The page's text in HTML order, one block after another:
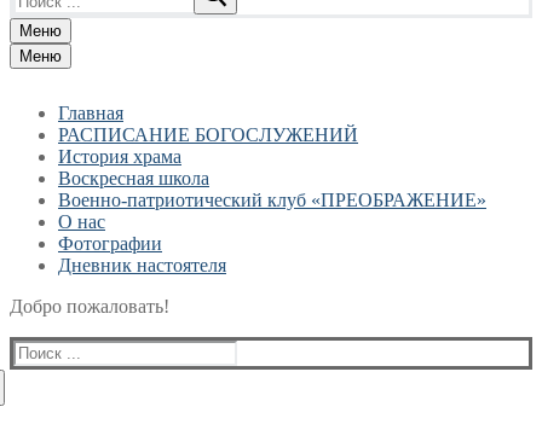
Меню
Меню
Главная
РАСПИСАНИЕ БОГОСЛУЖЕНИЙ
История храма
Воскресная школа
Военно-патриотический клуб «ПРЕОБРАЖЕНИЕ»
О нас
Фотографии
Дневник настоятеля
Добро пожаловать!
Найти: